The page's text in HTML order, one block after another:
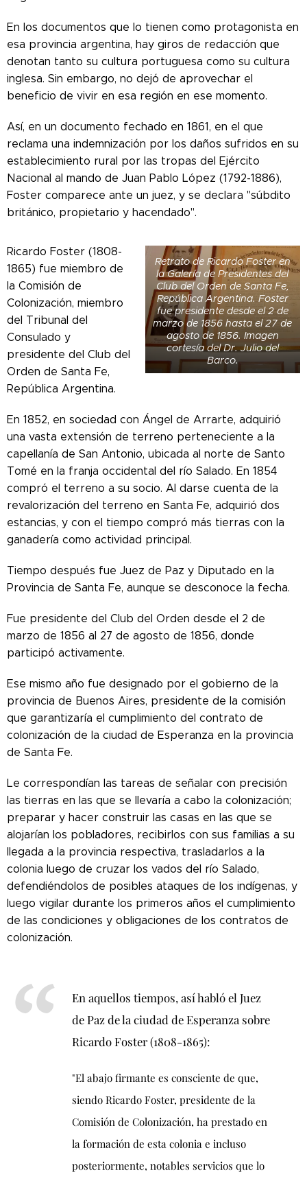
En los documentos que lo tienen como protagonista en
esa provincia argentina, hay giros de redacción que
denotan tanto su cultura portuguesa como su cultura
inglesa. Sin embargo, no dejó de aprovechar el
beneficio de vivir en esa región en ese momento.
Así, en un documento fechado en 1861, en el que
reclama una indemnización por los daños sufridos en su
establecimiento rural por las tropas del Ejército
Nacional al mando de Juan Pablo López (1792-1886),
Foster comparece ante un juez, y se declara "súbdito
británico, propietario y hacendado".
Retrato de Ricardo Foster en
la Galería de Presidentes del
Club del Orden de Santa Fe,
República Argentina. Foster
fue presidente desde el 2 de
marzo de 1856 hasta el 27 de
agosto de 1856. Imagen
cortesía del Dr. Julio del
Barco.
Ricardo Foster (1808-
1865) fue miembro de
la Comisión de
Colonización, miembro
del Tribunal del
Consulado y
presidente del Club del
Orden de Santa Fe,
República Argentina.
En 1852, en sociedad con Ángel de Arrarte, adquirió
una vasta extensión de terreno perteneciente a la
capellanía de San Antonio, ubicada al norte de Santo
Tomé en la franja occidental del río Salado. En 1854
compró el terreno a su socio. Al darse cuenta de la
revalorización del terreno en Santa Fe, adquirió dos
estancias, y con el tiempo compró más tierras con la
ganadería como actividad principal.
Tiempo después fue Juez de Paz y Diputado en la
Provincia de Santa Fe, aunque se desconoce la fecha.
Fue presidente del Club del Orden desde el 2 de
marzo de 1856 al 27 de agosto de 1856, donde
participó activamente.
Ese mismo año fue designado por el gobierno de la
provincia de Buenos Aires, presidente de la comisión
que garantizaría el cumplimiento del contrato de
colonización de la ciudad de Esperanza en la provincia
de Santa Fe.
Le correspondían las tareas de señalar con precisión
las tierras en las que se llevaría a cabo la colonización;
preparar y hacer construir las casas en las que se
alojarían los pobladores, recibirlos con sus familias a su
llegada a la provincia respectiva, trasladarlos a la
colonia luego de cruzar los vados del río Salado,
defendiéndolos de posibles ataques de los indígenas, y
luego vigilar durante los primeros años el cumplimiento
de las condiciones y obligaciones de los contratos de
colonización.
En aquellos tiempos, así habló el Juez
de Paz de la ciudad de Esperanza sobre
Ricardo Foster (1808-1865):
"El abajo firmante es consciente de que,
siendo Ricardo Foster, presidente de la
Comisión de Colonización, ha prestado en
la formación de esta colonia e incluso
posteriormente, notables servicios que lo